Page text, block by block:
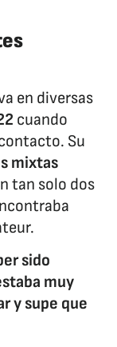
en diversas
cuando
Su
mixtas
tan solo dos
sido
muy
y supe que